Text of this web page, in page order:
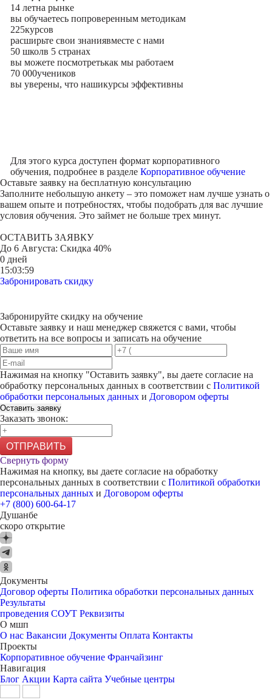
14 летна рынке
вы обучаетесь попроверенным методикам
225курсов
расширьте свои знаниявместе с нами
50 школв 5 странах
вы можете посмотретькак мы работаем
70 000учеников
вы уверены, что нашикурсы эффективны
Для этого курса доступен формат корпоративного
обучения, подробнее в разделе Корпоративное обучение
Оставьте заявку на бесплатную консультацию
Заполните небольшую анкету – это поможет нам лучше узнать о
вашем опыте и потребностях, чтобы подобрать для вас лучшие
условия обучения. Это займет не больше трех минут.
ОСТАВИТЬ ЗАЯВКУ
До 6 Августа: Скидка 40%
0 дней
15:03:59
Забронировать скидку
Забронируйте скидку на обучение
Оставьте заявку и наш менеджер свяжется с вами, чтобы
ответить на все вопросы и записать на обучение
Нажимая на кнопку "Оставить заявку", вы даете согласие на
обработку персональных данных в соответствии с Политикой
обработки персональных данных и Договором оферты
Оставить заявку
Заказать звонок:
ОТПРАВИТЬ
Свернуть форму
Нажимая на кнопку, вы даете согласие на обработку
персональных данных в соответствии с Политикой обработки
персональных данных и Договором оферты
+7 (800) 600-64-17
Душанбе
скоро открытие
Документы
Договор оферты Политика обработки персональных данных
Результаты
проведения СОУТ Реквизиты
О мшп
О нас Вакансии Документы Оплата Контакты
Проекты
Корпоративное обучение Франчайзинг
Навигация
Блог Акции Карта сайта Учебные центры